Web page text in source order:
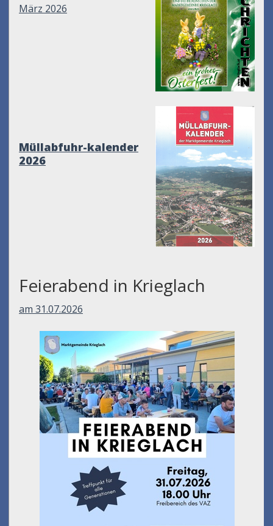
März 2026
Müllabfuhr-kalender
2026
Feierabend in Krieglach
am 31.07.2026